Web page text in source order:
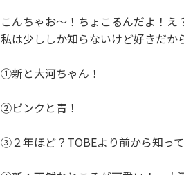
こんちゃお～！ちょこるんだよ！え
私は少ししか知らないけど好きだか
①新と大河ちゃん！
②ピンクと青！
③２年ほど？TOBEより前から知って